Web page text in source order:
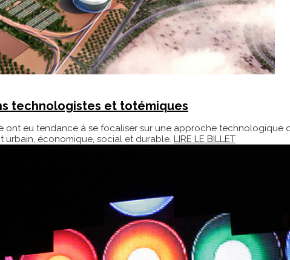
technologistes et totémiques
ont eu tendance à se focaliser sur une approche
économique, social et durable. LIRE LE BILLET